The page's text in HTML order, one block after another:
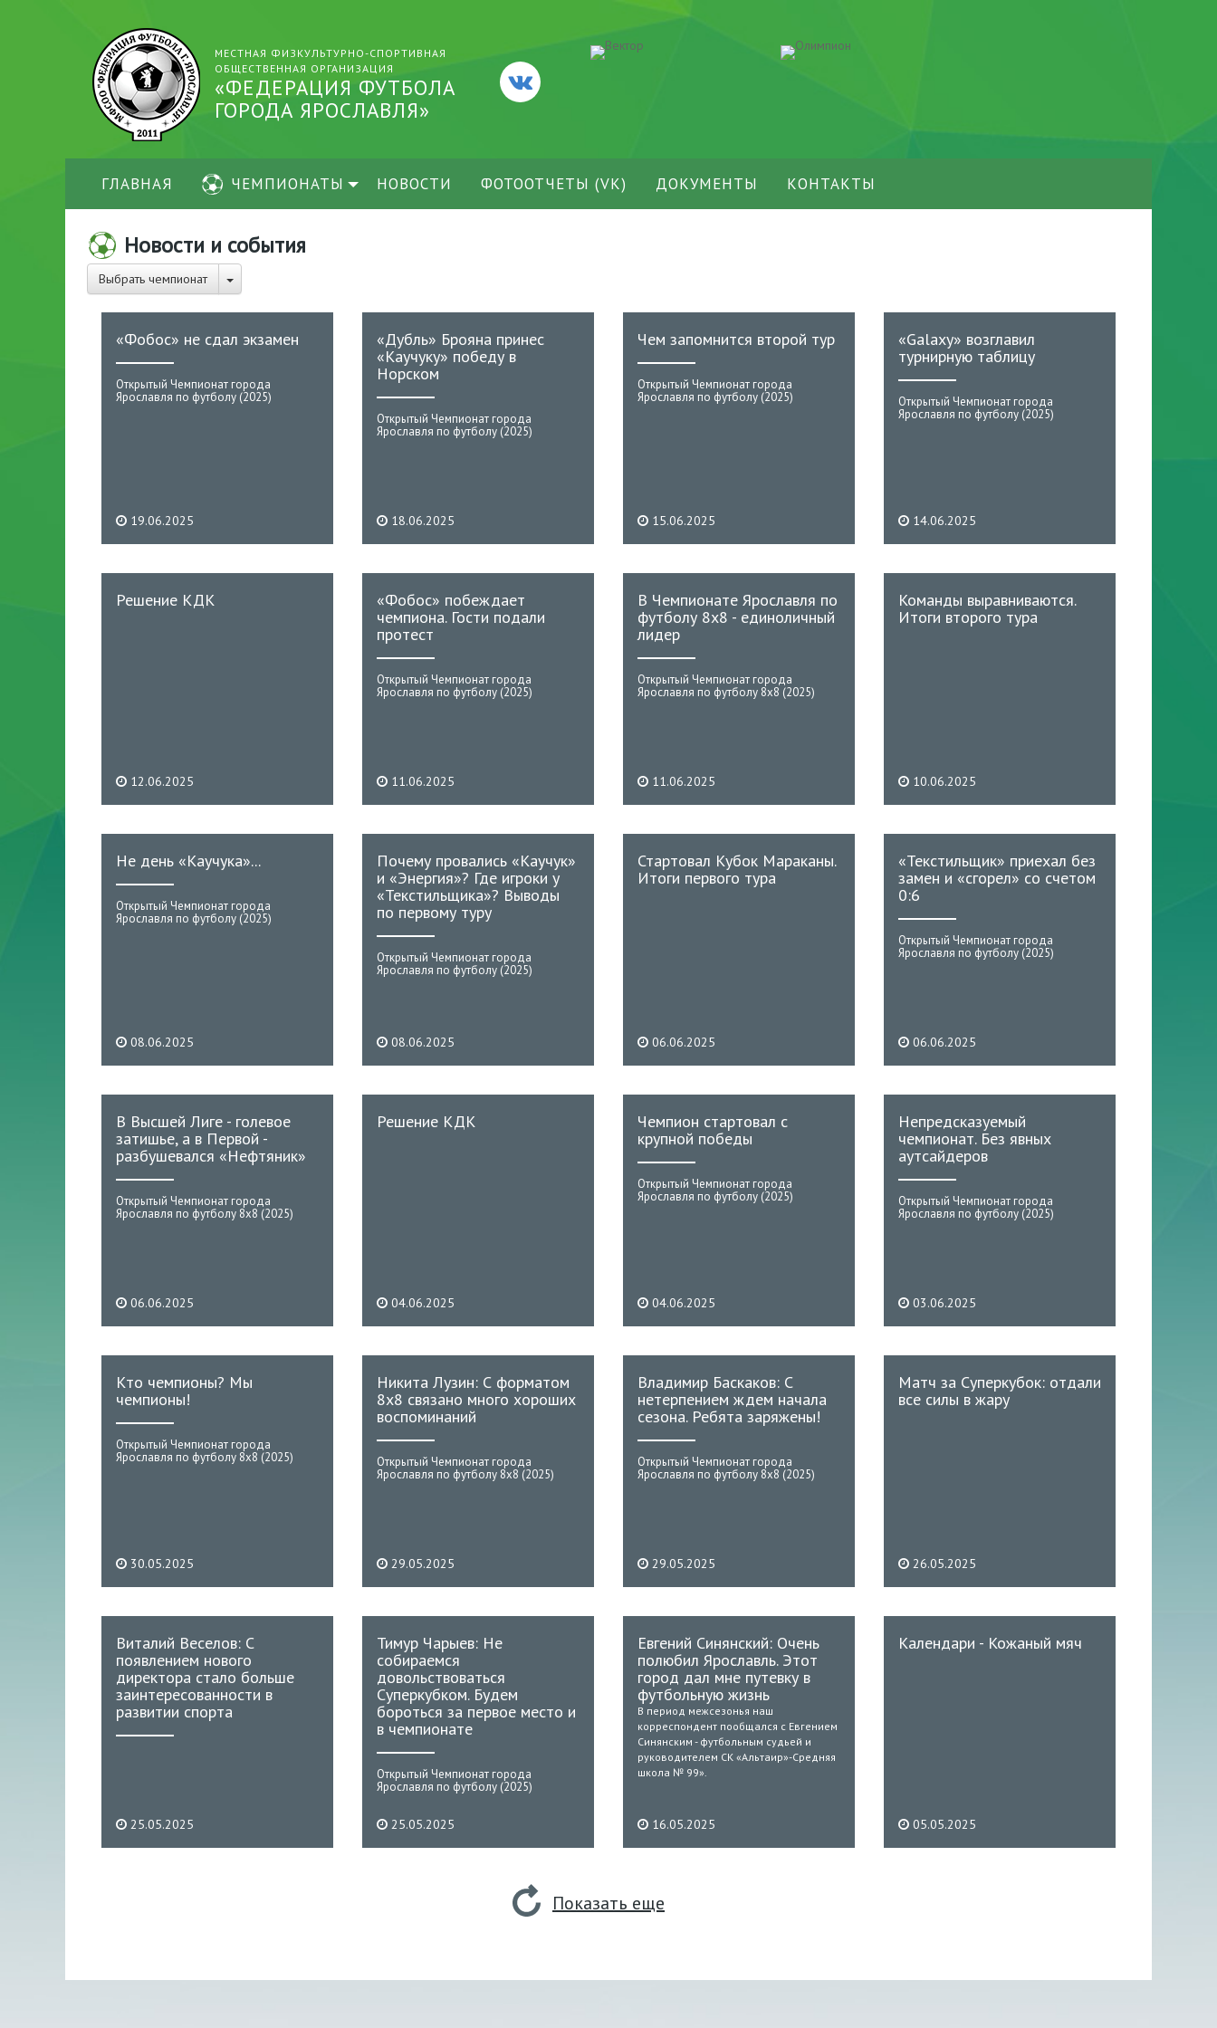
МЕСТНАЯ ФИЗКУЛЬТУРНО-СПОРТИВНАЯ
ОБЩЕСТВЕННАЯ ОРГАНИЗАЦИЯ
«ФЕДЕРАЦИЯ ФУТБОЛА
ГОРОДА ЯРОСЛАВЛЯ»
ГЛАВНАЯ ЧЕМПИОНАТЫ НОВОСТИ ФОТООТЧЕТЫ (VK) ДОКУМЕНТЫ КОНТАКТЫ
Новости и события
Выбрать чемпионат
«Фобос» не сдал экзамен
Открытый Чемпионат города
Ярославля по футболу (2025)
19.06.2025
«Дубль» Брояна принес
«Каучуку» победу в
Норском
Открытый Чемпионат города
Ярославля по футболу (2025)
18.06.2025
Чем запомнится второй тур
Открытый Чемпионат города
Ярославля по футболу (2025)
15.06.2025
«Galaxy» возглавил
турнирную таблицу
Открытый Чемпионат города
Ярославля по футболу (2025)
14.06.2025
Решение КДК
12.06.2025
«Фобос» побеждает
чемпиона. Гости подали
протест
Открытый Чемпионат города
Ярославля по футболу (2025)
11.06.2025
В Чемпионате Ярославля по
футболу 8х8 - единоличный
лидер
Открытый Чемпионат города
Ярославля по футболу 8х8 (2025)
11.06.2025
Команды выравниваются.
Итоги второго тура
10.06.2025
Не день «Каучука»...
Открытый Чемпионат города
Ярославля по футболу (2025)
08.06.2025
Почему провались «Каучук»
и «Энергия»? Где игроки у
«Текстильщика»? Выводы
по первому туру
Открытый Чемпионат города
Ярославля по футболу (2025)
08.06.2025
Стартовал Кубок Мараканы.
Итоги первого тура
06.06.2025
«Текстильщик» приехал без
замен и «сгорел» со счетом
0:6
Открытый Чемпионат города
Ярославля по футболу (2025)
06.06.2025
В Высшей Лиге - голевое
затишье, а в Первой -
разбушевался «Нефтяник»
Открытый Чемпионат города
Ярославля по футболу 8х8 (2025)
06.06.2025
Решение КДК
04.06.2025
Чемпион стартовал с
крупной победы
Открытый Чемпионат города
Ярославля по футболу (2025)
04.06.2025
Непредсказуемый
чемпионат. Без явных
аутсайдеров
Открытый Чемпионат города
Ярославля по футболу (2025)
03.06.2025
Кто чемпионы? Мы
чемпионы!
Открытый Чемпионат города
Ярославля по футболу 8х8 (2025)
30.05.2025
Никита Лузин: С форматом
8х8 связано много хороших
воспоминаний
Открытый Чемпионат города
Ярославля по футболу 8х8 (2025)
29.05.2025
Владимир Баскаков: С
нетерпением ждем начала
сезона. Ребята заряжены!
Открытый Чемпионат города
Ярославля по футболу 8х8 (2025)
29.05.2025
Матч за Суперкубок: отдали
все силы в жару
26.05.2025
Виталий Веселов: С
появлением нового
директора стало больше
заинтересованности в
развитии спорта
25.05.2025
Тимур Чарыев: Не
собираемся
довольствоваться
Суперкубком. Будем
бороться за первое место и
в чемпионате
Открытый Чемпионат города
Ярославля по футболу (2025)
25.05.2025
Евгений Синянский: Очень
полюбил Ярославль. Этот
город дал мне путевку в
футбольную жизнь
В период межсезонья наш
корреспондент пообщался с Евгением
Синянским - футбольным судьей и
руководителем СК «Альтаир»-Средняя
школа № 99».
16.05.2025
Календари - Кожаный мяч
05.05.2025
Показать еще